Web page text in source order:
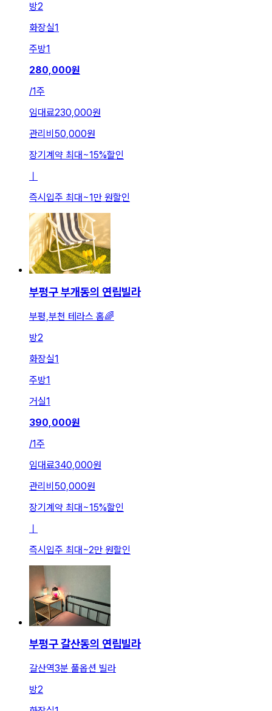
방2
화장실1
주방1
280,000원
/1주
임대료230,000원
관리비 50,000원
장기계약 최대 ~15%할인
즉시입주 최대 ~1만 원할인
부평구 부개동의 연립빌라
부평,부천 테라스 홈🌈
방2
화장실1
주방1
거실1
390,000원
/1주
임대료340,000원
관리비 50,000원
장기계약 최대~15%할인
ㅣ
즉시입주 최대~2만 원할인
부평구 갈산동의 연립빌라
갈산역3분 풀옵션 빌라
방2